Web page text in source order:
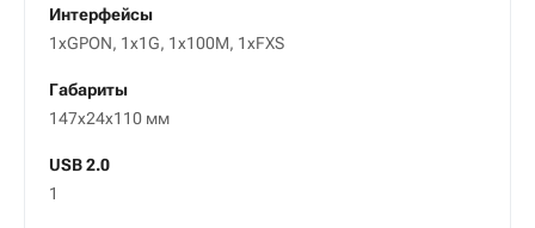
Интерфейсы
1xGPON, 1x1G, 1x100M, 1xFXS
Габариты
147х24х110 мм
USB 2.0
1